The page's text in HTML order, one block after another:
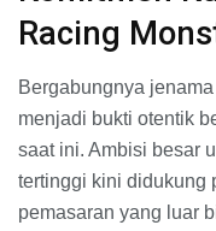
Racing
Bergabungnya
menjadi bukti otentik
saat ini. Ambisi besar
tertinggi kini didukung
pemasaran yang luar